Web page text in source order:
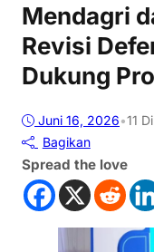
Mendagri
Revisi
Dukung
Juni 16, 2026•11
Bagikan
Spread the love